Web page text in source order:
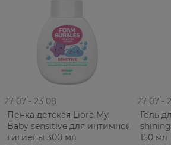
27 07 - 23 08
Пенка детская Liora My
Baby sensitive для интимной
гигиены 300 мл
27 07 -
Гель
150 мл